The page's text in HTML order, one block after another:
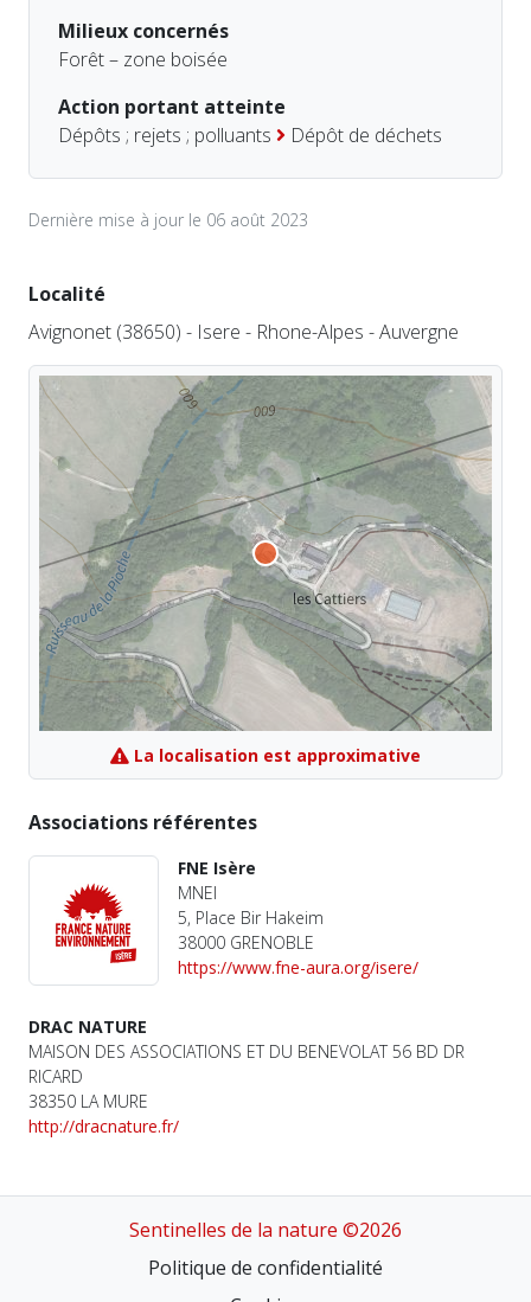
Milieux concernés
Forêt – zone boisée
Action portant atteinte
Dépôts ; rejets ; polluants
Dépôt de déchets
Dernière mise à jour le 06 août 2023
Localité
Avignonet (38650) - Isere - Rhone-Alpes - Auvergne
La localisation est approximative
Associations référentes
FNE Isère
MNEI
5, Place Bir Hakeim
38000 GRENOBLE
https://www.fne-aura.org/isere/
DRAC NATURE
MAISON DES ASSOCIATIONS ET DU BENEVOLAT 56 BD DR
RICARD
38350 LA MURE
http://dracnature.fr/
Sentinelles de la nature ©2026
Politique de confidentialité